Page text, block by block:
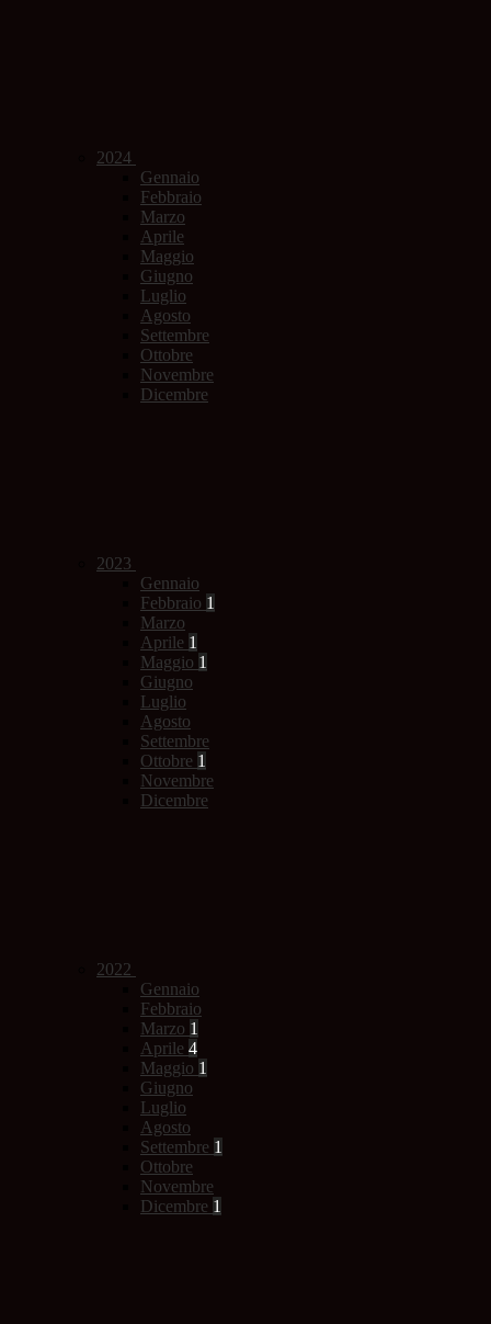
2024
Gennaio
Febbraio
Marzo
Aprile
Maggio
Giugno
Luglio
Agosto
Settembre
Ottobre
Novembre
Dicembre
2023
Gennaio
Febbraio 1
Marzo
Aprile 1
Maggio 1
Giugno
Luglio
Agosto
Settembre
Ottobre 1
Novembre
Dicembre
2022
Gennaio
Febbraio
Marzo 1
Aprile 4
Maggio 1
Giugno
Luglio
Agosto
Settembre 1
Ottobre
Novembre
Dicembre 1